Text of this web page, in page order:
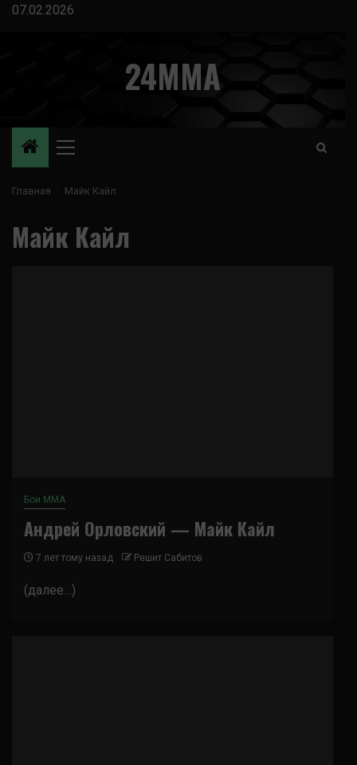
Перейти
07.02.2026
24MMA
Основное
Главная Майк Кайл
Майк Кайл
Бои ММА
Андрей Орловский — Майк Кайл
7 лет тому назад Решит Сабитов
(далее…)